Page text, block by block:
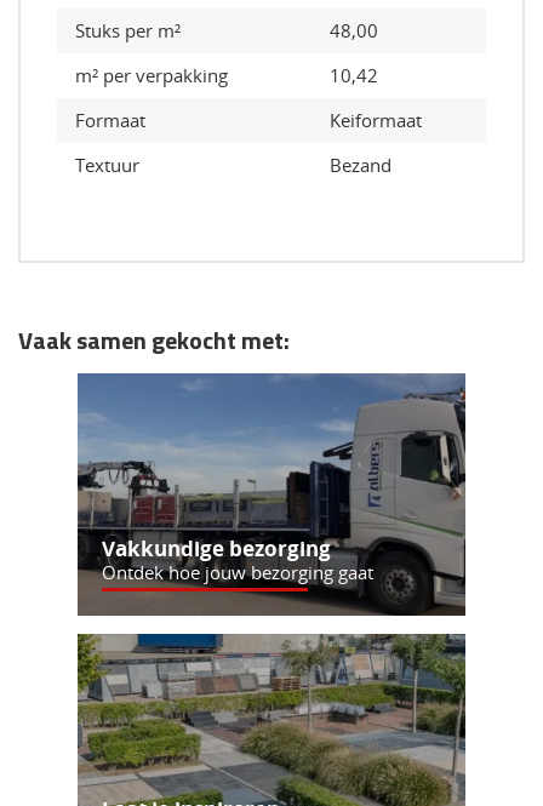
Stuks per m²
48,00
m² per verpakking
10,42
Formaat
Keiformaat
Textuur
Bezand
Vaak samen gekocht met:
Vakkundige bezorging
Ontdek hoe jouw bezorging gaat